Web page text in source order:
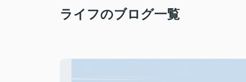
ライフのブログ一覧